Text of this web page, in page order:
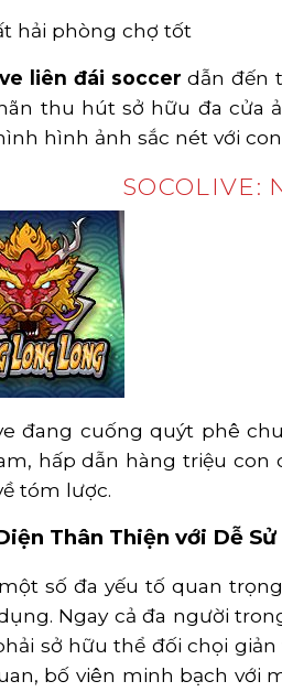
hải phòng chợ tốt
liên đái soccer dẫn đến
thu hút sở hữu đa cửa
hình ảnh sắc nét với
SOCOLIVE:
đang cuống quýt phê
hấp dẫn hàng triệu con
tóm lược.
Thân Thiện với Dễ
số đa yếu tố quan
Ngay cả đa người
sở hữu thể đối chọi
bố viên minh bạch với